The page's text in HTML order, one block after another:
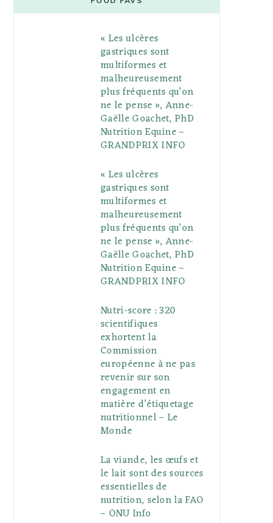
b
t
l
e
P
u
s
a
g
r
a
e
r
e
s
o
l
« Les ulcères
gastriques sont
multiformes et
malheureusement
plus fréquents qu’on
ne le pense », Anne-
Gaëlle Goachet, PhD
Nutrition Equine –
GRANDPRIX INFO
« Les ulcères
gastriques sont
multiformes et
malheureusement
plus fréquents qu’on
ne le pense », Anne-
Gaëlle Goachet, PhD
Nutrition Equine –
GRANDPRIX INFO
Nutri-score : 320
scientifiques
exhortent la
Commission
européenne à ne pas
revenir sur son
engagement en
matière d’étiquetage
nutritionnel – Le
Monde
La viande, les œufs et
le lait sont des sources
essentielles de
nutrition, selon la FAO
– ONU Info